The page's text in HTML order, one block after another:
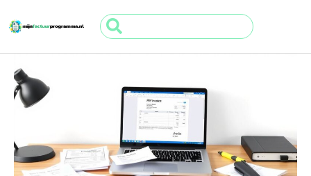
naar
de
inhoud
Search
...